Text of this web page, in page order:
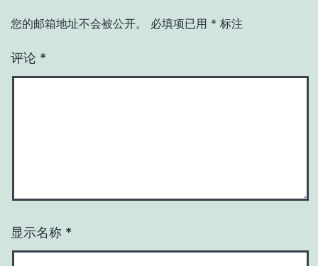
您的邮箱地址不会被公开。 必填项已用 * 标注
评论 *
显示名称 *